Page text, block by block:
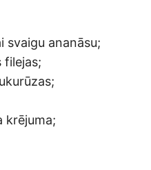
svaigu ananāsu;
filejas;
krējuma;